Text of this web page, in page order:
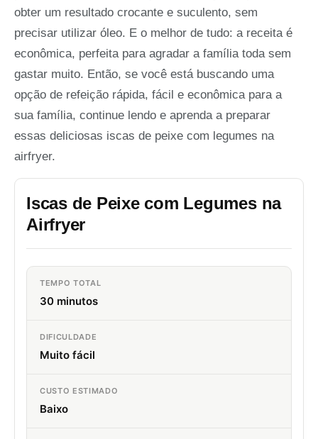
obter um resultado crocante e suculento, sem
precisar utilizar óleo. E o melhor de tudo: a receita é
econômica, perfeita para agradar a família toda sem
gastar muito. Então, se você está buscando uma
opção de refeição rápida, fácil e econômica para a
sua família, continue lendo e aprenda a preparar
essas deliciosas iscas de peixe com legumes na
airfryer.
Iscas de Peixe com Legumes na
Airfryer
TEMPO TOTAL
30 minutos
DIFICULDADE
Muito fácil
CUSTO ESTIMADO
Baixo